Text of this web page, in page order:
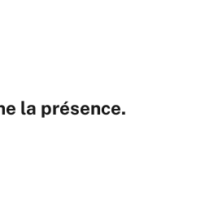
la présence.